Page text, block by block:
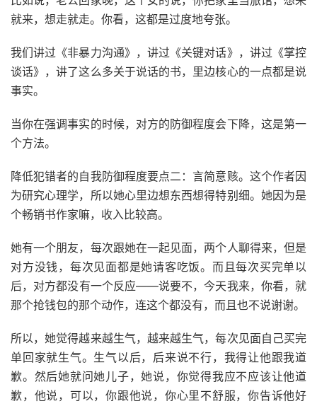
就来，想走就走。你看，这都是过度地夸张。
我们讲过《非暴力沟通》，讲过《关键对话》，讲过《掌控
谈话》，讲了这么多关于说话的书，里边核心的一点都是说
事实。
当你在强调事实的时候，对方的防御程度会下降，这是第一
个方法。
降低犯错者的自我防御程度要点二：言简意赅。这个作者因
为研究心理学，所以她心里边想东西想得特别细。她因为是
个畅销书作家嘛，收入比较高。
她有一个朋友，每次跟她在一起见面，两个人聊得来，但是
对方没钱，每次见面都是她请客吃饭。而且每次买完单以
后，对方都没有一个反应——说要不，今天我来，你看，就
那个抢钱包的那个动作，连这个都没有，而且也不说谢谢。
所以，她觉得越来越生气，越来越生气，每次见面自己买完
单回家就生气。生气以后，后来说不行，我得让他跟我道
歉。然后她就问她儿子，她说，你觉得我应不应该让他道
歉，他说，可以，你跟他说，你心里不舒服，你告诉他好